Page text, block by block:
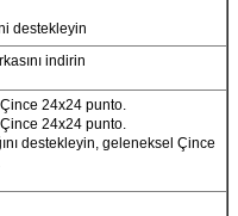
destekleyin
indirin
24x24 punto.
24x24 punto.
destekleyin, geleneksel Çince